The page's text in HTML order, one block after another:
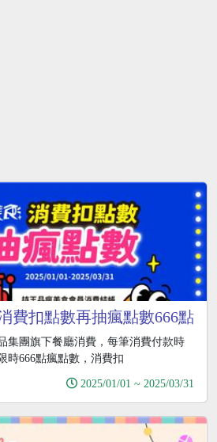
費扣點數再抽瘋點數666點
集團旗下餐廳消費，每筆消費付款時
時666點瘋點數，消費扣
2025/01/01 ~ 2025/03/31